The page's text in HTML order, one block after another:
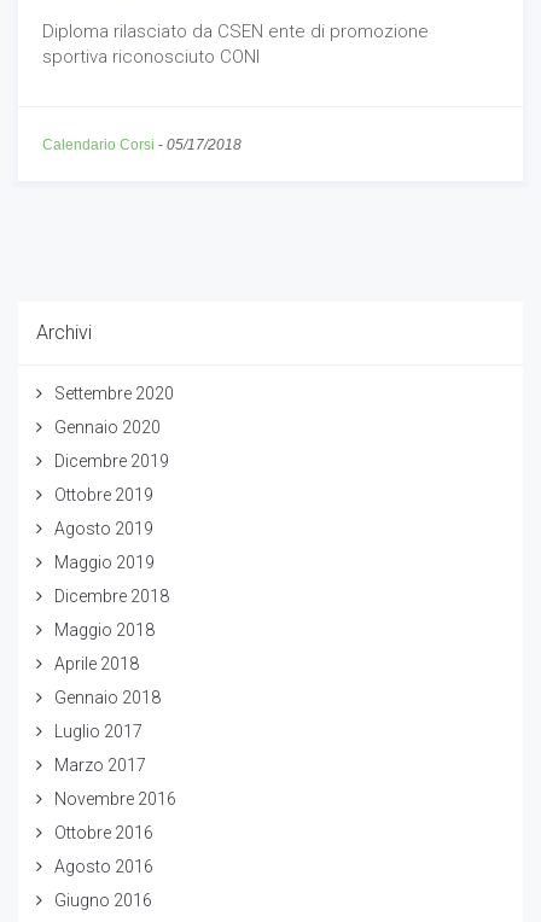
Diploma rilasciato da CSEN ente di promozione
sportiva riconosciuto CONI
Calendario Corsi - 05/17/2018
Archivi
Settembre 2020
Gennaio 2020
Dicembre 2019
Ottobre 2019
Agosto 2019
Maggio 2019
Dicembre 2018
Maggio 2018
Aprile 2018
Gennaio 2018
Luglio 2017
Marzo 2017
Novembre 2016
Ottobre 2016
Agosto 2016
Giugno 2016